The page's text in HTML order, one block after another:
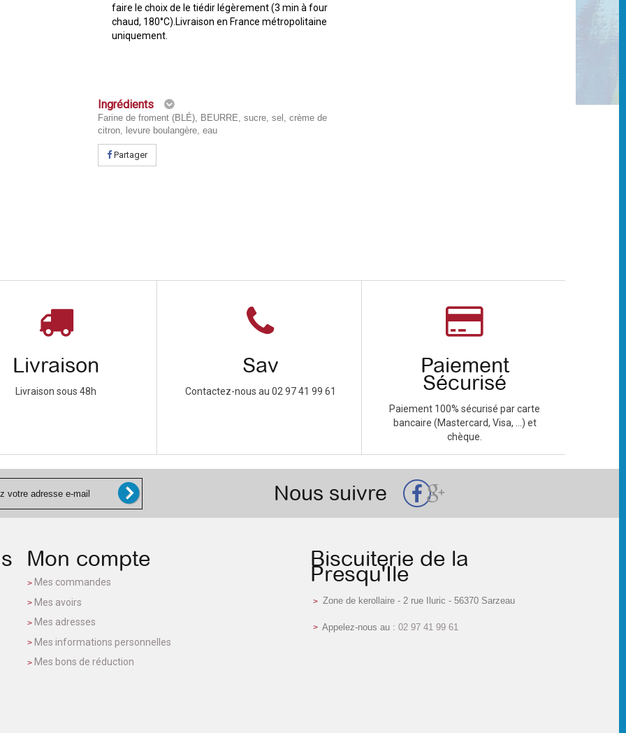
faire le choix de le tiédir légèrement (3 min à four
chaud, 180°C).Livraison en France métropolitaine
uniquement.
Ingrédients
Farine de froment (BLÉ), BEURRE, sucre, sel, crème de
citron, levure boulangère, eau
Partager
Livraison
Livraison sous 48h
Sav
Contactez-nous au 02 97 41 99 61
Paiement
Sécurisé
Paiement 100% sécurisé par carte
bancaire (Mastercard, Visa, ...) et
chèque.
Nous suivre
Mon compte
Mes commandes
Mes avoirs
Mes adresses
Mes informations personnelles
Mes bons de réduction
Biscuiterie de la
Presqu'Ile
Zone de kerollaire - 2 rue Iluric - 56370 Sarzeau
Appelez-nous au : 02 97 41 99 61